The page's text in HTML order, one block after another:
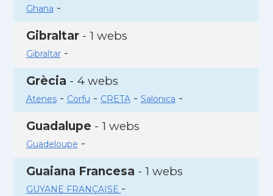
Ghana -
Gibraltar- 1 webs
Gibraltar-
Grècia - 4 webs
Atenes- Corfu - CRETA- Salonica -
Guadalupe - 1 webs
Guadeloupe -
Guaiana Francesa - 1 webs
GUYANE FRANÇAISE -